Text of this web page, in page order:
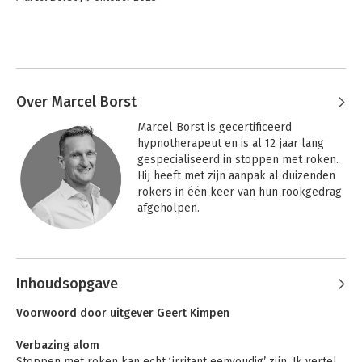
Over Marcel Borst
Marcel Borst is gecertificeerd
hypnotherapeut en is al 12 jaar lang
gespecialiseerd in stoppen met roken.
Hij heeft met zijn aanpak al duizenden
rokers in één keer van hun rookgedrag
afgeholpen.
aan collega-therapeuten in Nederland
te laten stoppen met roken.
sessies die al heel snel uiterst
Andere boeken door Marcel Borst
Inhoudsopgave
Voorwoord door uitgever Geert Kimpen
Verbazing alom